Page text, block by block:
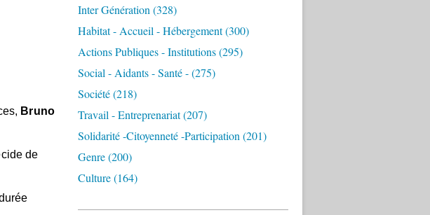
Bruno
de
Inter Génération (328)
Habitat - Accueil - Hébergement(300)
Actions Publiques - Institutions(295)
Social - Aidants - Santé -(275)
Société(218)
Travail - Entreprenariat(207)
Solidarité -citoyenneté -participation (201)
Genre(200)
Culture(164)